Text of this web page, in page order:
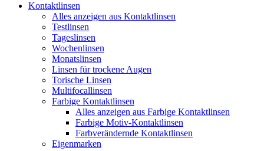
Kontaktlinsen
Alles anzeigen aus Kontaktlinsen
Testlinsen
Tageslinsen
Wochenlinsen
Monatslinsen
Linsen für trockene Augen
Torische Linsen
Multifocallinsen
Farbige Kontaktlinsen
Alles anzeigen aus Farbige Kontaktlinsen
Farbige Motiv-Kontaktlinsen
Farbverändernde Kontaktlinsen
Eigenmarken